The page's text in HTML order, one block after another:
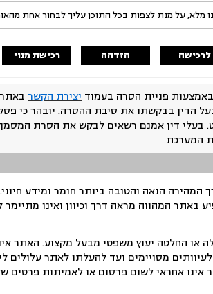
מלא, על מנת לצפות בכל התוכן עליך לבחור אחת
לרכישה הזדהה רכישת מנוי
פניית הסרה בעמוד יצירת הקשר
הדין בבקשתו את סיבת ההסרה. יובהר כי
בעלי דין אמנם רשאים לבקש את הסרת
המערכת
הנאה והטובה ביותר חומר ומידע
באתר המהווה מראה דרך וכיוון ואינו
החלטה יעוץ משפטי מבעל מקצוע. האתר
מסויימים ועד להעלתו לאתר עלולים
אחראי לשום פרסום או לאמיתות פרטים